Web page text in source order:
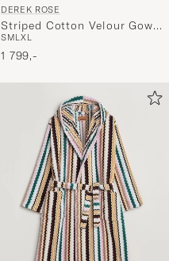
DEREK ROSE
Striped Cotton Velour Gown
Navy
SMLXL
1 799,-